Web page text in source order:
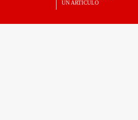
UN ARTÍCULO